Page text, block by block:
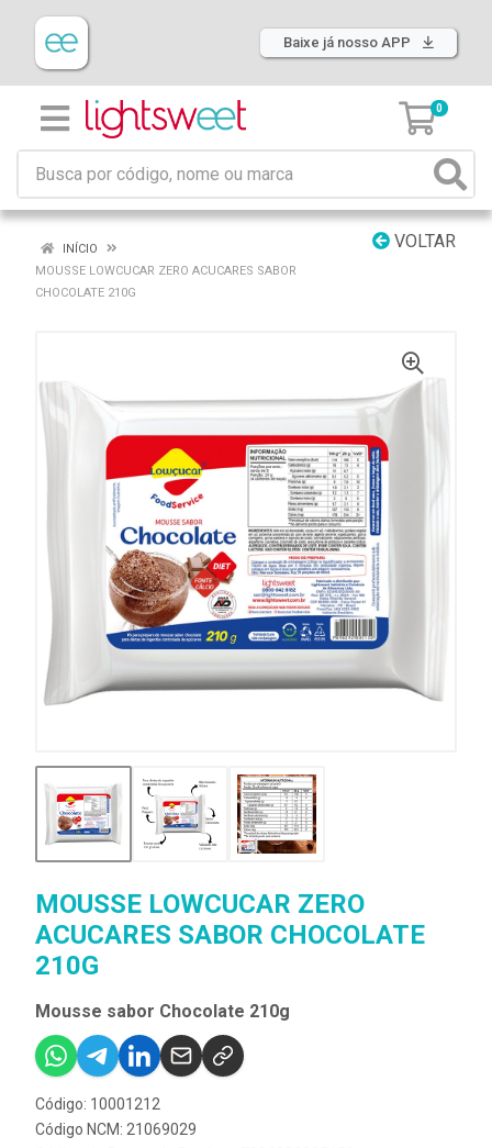
Baixe já nosso APP
0
VOLTAR
INÍCIO
MOUSSE LOWCUCAR ZERO ACUCARES SABOR
CHOCOLATE 210G
MOUSSE LOWCUCAR ZERO
ACUCARES SABOR CHOCOLATE
210G
Mousse sabor Chocolate 210g
Código: 10001212
Código NCM: 21069029